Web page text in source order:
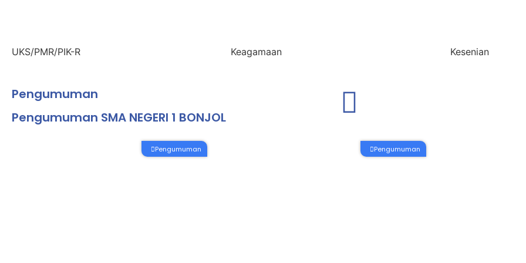
UKS/PMR/PIK-R Keagamaan Kesenian
Pengumuman
Pengumuman SMA NEGERI 1 BONJOL
Pengumuman Pengumuman